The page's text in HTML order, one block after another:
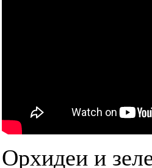
Орхидеи и